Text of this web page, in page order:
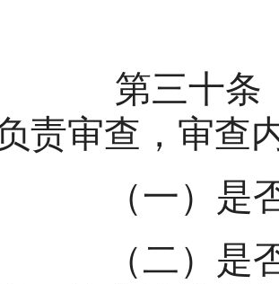
第三十条
责审查，审查
（一）是否
（二）是否